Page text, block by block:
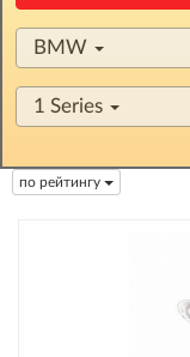
BMW
1 Series
по рейтингу